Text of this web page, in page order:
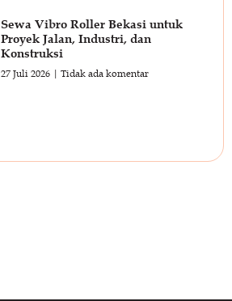
Sewa Vibro Roller Bekasi untuk
Proyek Jalan, Industri, dan
Konstruksi
27 Juli 2026 Tidak ada komentar